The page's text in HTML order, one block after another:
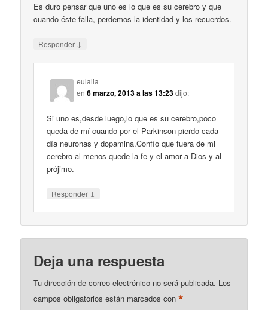
Es duro pensar que uno es lo que es su cerebro y que
cuando éste falla, perdemos la identidad y los recuerdos.
Responder ↓
eulalia
en6 marzo, 2013 a las 13:23dijo:
Si uno es,desde luego,lo que es su cerebro,poco
queda de mí cuando por el Parkinson pierdo cada
día neuronas y dopamina.Confío que fuera de mi
cerebro al menos quede la fe y el amor a Dios y al
prójimo.
Responder ↓
Deja una respuesta
Tu dirección de correo electrónico no será publicada. Los
campos obligatorios están marcados con*